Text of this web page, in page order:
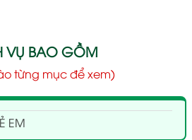
VỤ BAO GỒM
từng mục để xem)
EM